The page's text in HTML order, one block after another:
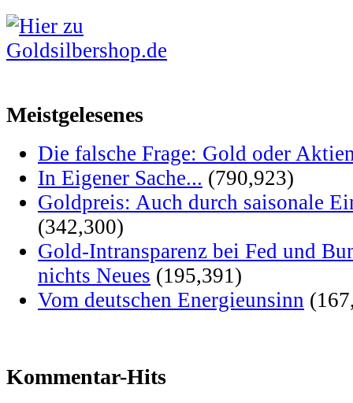
Meistgelesenes
Die falsche Frage: Gold oder
In Eigener Sache... (790,923)
Goldpreis: Auch durch saisonale
(342,300)
Gold-Intransparenz bei Fed und
nichts Neues (195,391)
Vom deutschen Energieunsinn
Kommentar-Hits